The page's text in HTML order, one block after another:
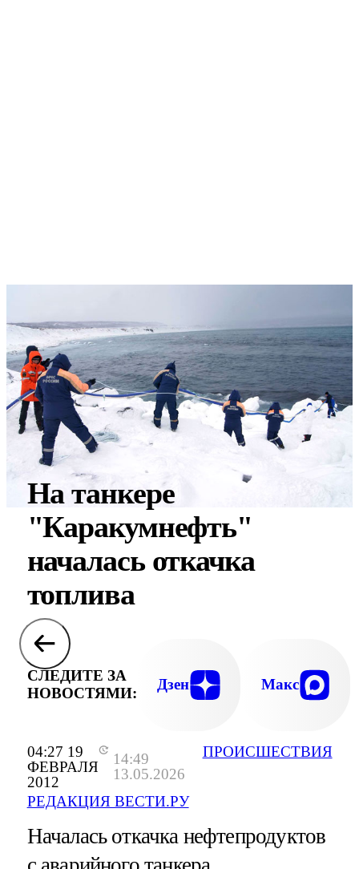
04:27 19
ФЕВРАЛЯ
2012
14:49
13.05.2026
РЕДАКЦИЯ ВЕСТИ.РУ
ПРОИСШЕСТВИЯ
На танкере
"Каракумнефть"
началась откачка
топлива
СЛЕДИТЕ ЗА
НОВОСТЯМИ:
Дзен Макс
Началась откачка нефтепродуктов